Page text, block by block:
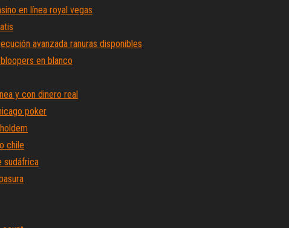
en línea royal vegas
avanzada ranuras disponibles
en blanco
y con dinero real
poker
chile
sudáfrica